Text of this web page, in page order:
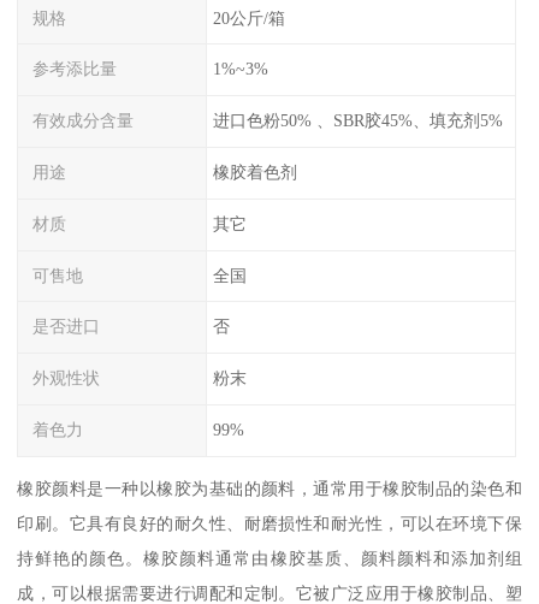
规格 20公斤/箱
参考添比量 1%~3%
有效成分含量 进口色粉50% 、SBR胶45%、填充剂5%
用途 橡胶着色剂
材质 其它
可售地 全国
是否进口 否
外观性状 粉末
着色力 99%
橡胶颜料是一种以橡胶为基础的颜料，通常用于橡胶制品的染色和
印刷。它具有良好的耐久性、耐磨损性和耐光性，可以在环境下保
持鲜艳的颜色。橡胶颜料通常由橡胶基质、颜料颜料和添加剂组
成，可以根据需要进行调配和定制。它被广泛应用于橡胶制品、塑